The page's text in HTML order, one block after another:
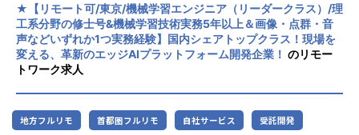
全く新しいプロダクト・コンセプト・テクノロジーを世に発
信していくことの面白さ、そして急成長していく組織に身を
おくことで得られる経験・成長機会などの魅力があります。
<詳細>
機械学習エンジニアとして、ドメインの課題を解決し、新た
な価値創造に繋がる技術開発を行っていただきます。
★【リモート可/東京/機械学習エンジニア（リーダークラス）/理
工系分野の修士号&機械学習技術実務5年以上＆画像・点群・音
声などいずれか1つ実務経験】国内シェアトップクラス！現場を
変える、革新のエッジAIプラットフォーム開発企業！ のリモー
トワーク求人
地方フルリモ 首都圏フルリモ 自社サービス 受託開発